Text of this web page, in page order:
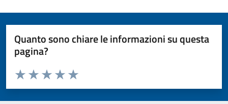
Quanto sono chiare le informazioni su questa
pagina?
Valuta da 1 a 5 stelle la pagina
Valuta 5 stelle su 5
Valuta 4 stelle su 5
Valuta 3 stelle su 5
Valuta 2 stelle su 5
Valuta 1 stelle su 5